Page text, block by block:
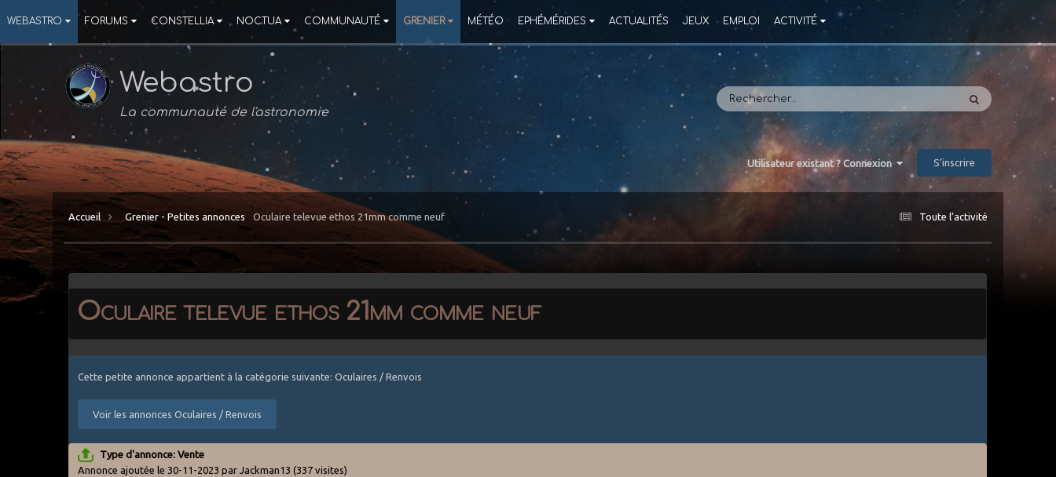
WEBASTRO FORUMS CONSTELLIA NOCTUA COMMUNAUTÉ GRENIER MÉTÉO EPHÉMÉRIDES ACTUALITÉS JEUX EMPLOI ACTIVITÉ
Webastro
La communauté de l'astronomie
Utilisateur existant ? Connexion S’inscrire
Toute l’activité
Accueil Grenier - Petites annonces Oculaire televue ethos 21mm comme neuf
Oculaire televue ethos 21mm comme neuf
Cette petite annonce appartient à la catégorie suivante: Oculaires / Renvois
Voir les annonces Oculaires / Renvois
Type d'annonce: Vente
Annonce ajoutée le 30-11-2023 par Jackman13(337 visites)